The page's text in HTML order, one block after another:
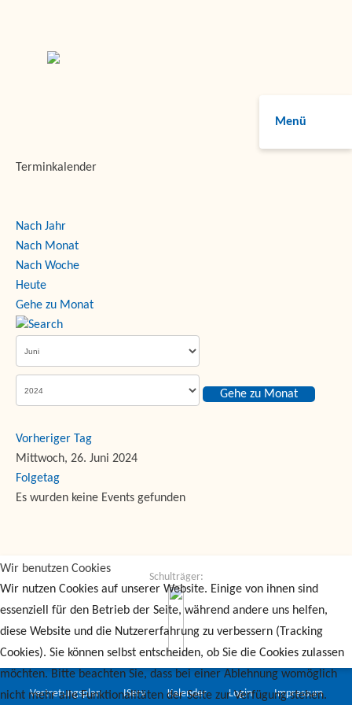
Menü
Terminkalender
Nach Jahr
Nach Monat
Nach Woche
Heute
Gehe zu Monat
Gehe zu Monat
Vorheriger Tag
Mittwoch, 26. Juni 2024
Folgetag
Es wurden keine Events gefunden
Schulträger:
Vertretungsplan IServ Kalender Login Impressum
Wir benutzen Cookies
Wir nutzen Cookies auf unserer Website. Einige von ihnen sind
essenziell für den Betrieb der Seite, während andere uns helfen,
diese Website und die Nutzererfahrung zu verbessern (Tracking
Cookies). Sie können selbst entscheiden, ob Sie die Cookies zulassen
möchten. Bitte beachten Sie, dass bei einer Ablehnung womöglich
nicht mehr alle Funktionalitäten der Seite zur Verfügung stehen.